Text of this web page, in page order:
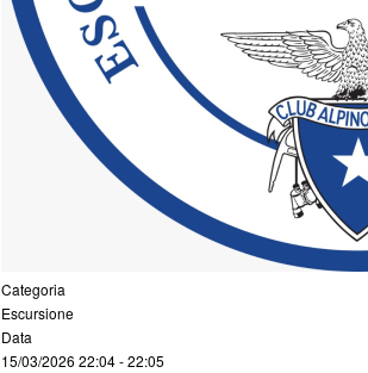
Categoria
Escursione
Data
15/03/2026 22:04-22:05